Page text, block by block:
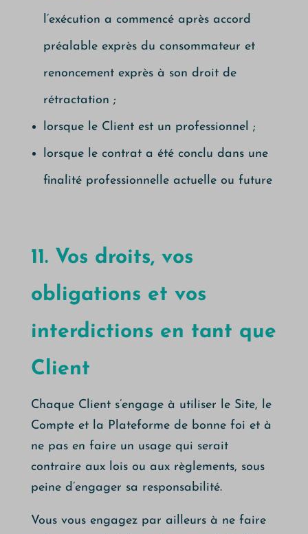
l’exécution a commencé après accord
préalable exprès du consommateur et
renoncement exprès à son droit de
rétractation ;
lorsque le Client est un professionnel ;
lorsque le contrat a été conclu dans une
finalité professionnelle actuelle ou future
11. Vos droits, vos
obligations et vos
interdictions en tant que
Client
Chaque Client s’engage à utiliser le Site, le
Compte et la Plateforme de bonne foi et à
ne pas en faire un usage qui serait
contraire aux lois ou aux règlements, sous
peine d’engager sa responsabilité.
Vous vous engagez par ailleurs à ne faire